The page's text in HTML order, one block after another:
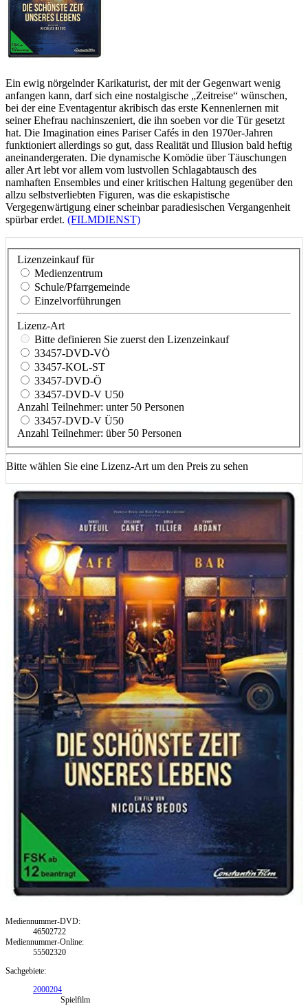
Ein ewig nörgelnder Karikaturist, der mit der Gegenwart wenig
anfangen kann, darf sich eine nostalgische „Zeitreise“ wünschen,
bei der eine Eventagentur akribisch das erste Kennenlernen mit
seiner Ehefrau nachinszeniert, die ihn soeben vor die Tür gesetzt
hat. Die Imagination eines Pariser Cafés in den 1970er-Jahren
funktioniert allerdings so gut, dass Realität und Illusion bald heftig
aneinandergeraten. Die dynamische Komödie über Täuschungen
aller Art lebt vor allem vom lustvollen Schlagabtausch des
namhaften Ensembles und einer kritischen Haltung gegenüber den
allzu selbstverliebten Figuren, was die eskapistische
Vergegenwärtigung einer scheinbar paradiesischen Vergangenheit
spürbar erdet. (FILMDIENST)
Lizenzeinkauf für
Medienzentrum
Schule/Pfarrgemeinde
Einzelvorführungen
Lizenz-Art
Bitte definieren Sie zuerst den Lizenzeinkauf
33457-DVD-VÖ
33457-KOL-ST
33457-DVD-Ö
33457-DVD-V U50
Anzahl Teilnehmer: unter 50 Personen
33457-DVD-V Ü50
Anzahl Teilnehmer: über 50 Personen
Bitte wählen Sie eine Lizenz-Art um den Preis zu sehen
Mediennummer-DVD:
46502722
Mediennummer-Online:
55502320
Sachgebiete:
2000204
Spielfilm